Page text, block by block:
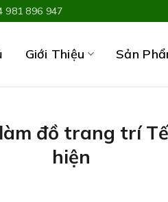
981 896 947
Giới Thiệu Sản
đồ trang trí
hiện